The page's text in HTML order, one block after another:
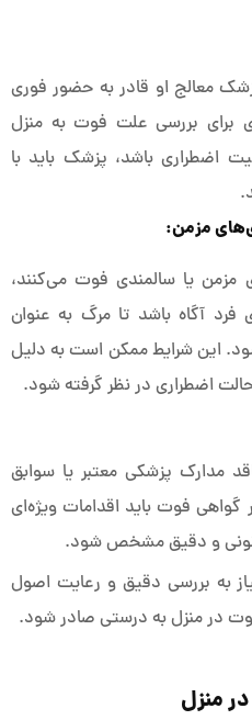
معالج او قادر به حضور فوری
بررسی علت فوت به منزل
اضطراری باشد، پزشک باید با
مزمن:
مزمن یا سالمندی فوت می‌کنند،
آگاه باشد تا مرگ به عنوان
این شرایط ممکن است به دلیل
اضطراری در نظر گرفته شود.
مدارک پزشکی معتبر یا سوابق
فوت باید اقدامات ویژه‌ای
و دقیق مشخص شود.
به بررسی دقیق و رعایت اصول
در منزل به درستی صادر شود.
منزل